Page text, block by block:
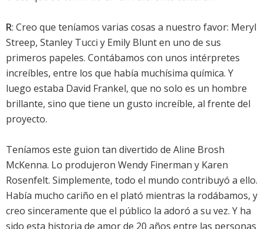
R: Creo que teníamos varias cosas a nuestro favor: Meryl
Streep, Stanley Tucci y Emily Blunt en uno de sus
primeros papeles. Contábamos con unos intérpretes
increíbles, entre los que había muchísima química. Y
luego estaba David Frankel, que no solo es un hombre
brillante, sino que tiene un gusto increíble, al frente del
proyecto.
Teníamos este guion tan divertido de Aline Brosh
McKenna. Lo produjeron Wendy Finerman y Karen
Rosenfelt. Simplemente, todo el mundo contribuyó a ello.
Había mucho cariño en el plató mientras la rodábamos, y
creo sinceramente que el público la adoró a su vez. Y ha
sido esta historia de amor de 20 años entre las personas